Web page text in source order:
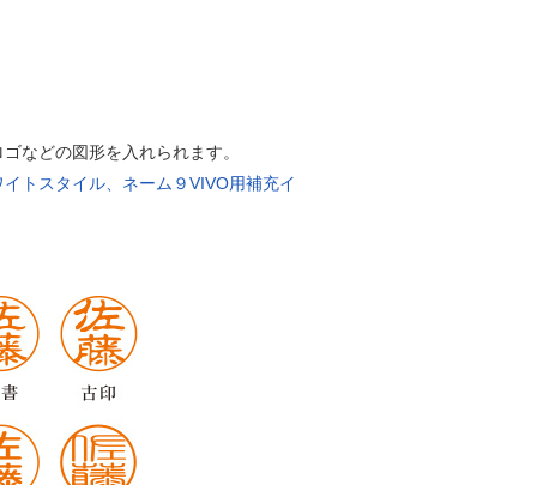
などの図形を入れられます。
トスタイル、ネーム９VIVO用補充イ